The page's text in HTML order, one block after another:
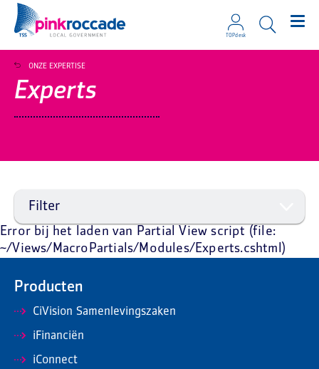
TOPdesk
Experts
ONZE EXPERTISE
Filter
Error bij het laden van Partial View script (file:
~/Views/MacroPartials/Modules/Experts.cshtml)
Producten
CiVision Samenlevingszaken
iFinanciën
iConnect